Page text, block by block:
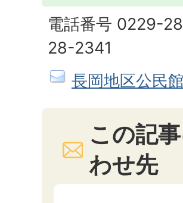
電話番号 0229-
28-2341
長岡地区公民
この記
わせ先